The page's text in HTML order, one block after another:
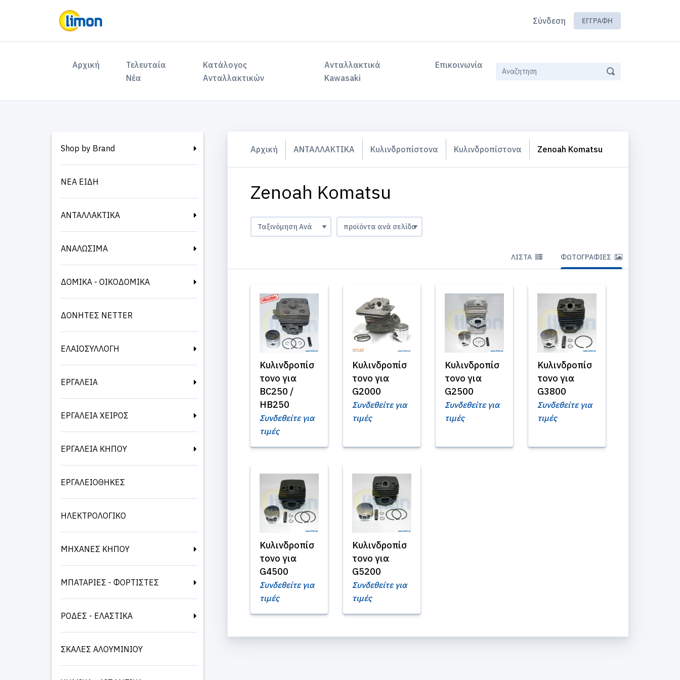
Σύνδεση ΕΓΓΡΑΦΉ
Αρχική (current)Τελευταία
Νέα
Κατάλογος
Ανταλλακτικών
Ανταλλακτικά
Kawasaki
Επικοινωνία
Shop by Brand
ΝΕΑ ΕΙΔΗ
ΑΝΤΑΛΛΑΚΤΙΚΑ
ΑΝΑΛΩΣΙΜΑ
ΔΟΜΙΚΑ - ΟΙΚΟΔΟΜΙΚΑ
ΔΟΝΗΤΕΣ NETTER
ΕΛΑΙΟΣΥΛΛΟΓΗ
ΕΡΓΑΛΕΙΑ
ΕΡΓΑΛΕΙΑ ΧΕΙΡΟΣ
ΕΡΓΑΛΕΙΑ ΚΗΠΟΥ
ΕΡΓΑΛΕΙΟΘΗΚΕΣ
ΗΛΕΚΤΡΟΛΟΓΙΚΟ
ΜΗΧΑΝΕΣ ΚΗΠΟΥ
ΜΠΑΤΑΡΙΕΣ - ΦΟΡΤΙΣΤΕΣ
ΡΟΔΕΣ - ΕΛΑΣΤΙΚΑ
ΣΚΑΛΕΣ ΑΛΟΥΜΙΝΙΟΥ
Αρχική ΑΝΤΑΛΛΑΚΤΙΚΑ Κυλινδροπίστονα Κυλινδροπίστονα Zenoah Komatsu
Zenoah Komatsu
ΛΊΣΤΑ ΦΩΤΟΓΡΑΦΊΕΣ
Κυλινδροπίσ
τονο για
BC250 /
HB250
Συνδεθείτε για
τιμές
Κυλινδροπίσ
τονο για
G2000
Συνδεθείτε για
τιμές
Κυλινδροπίσ
τονο για
G2500
Συνδεθείτε για
τιμές
Κυλινδροπίσ
τονο για
G3800
Συνδεθείτε για
τιμές
Κυλινδροπίσ
τονο για
G4500
Συνδεθείτε για
τιμές
Κυλινδροπίσ
τονο για
G5200
Συνδεθείτε για
τιμές